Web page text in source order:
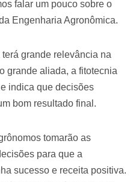
falar um pouco sobre o
Engenharia Agronômica.
grande relevância na
grande aliada, a fitotecnia
indica que decisões
bom resultado final.
tomarão as
para que a
sucesso e receita positiva.